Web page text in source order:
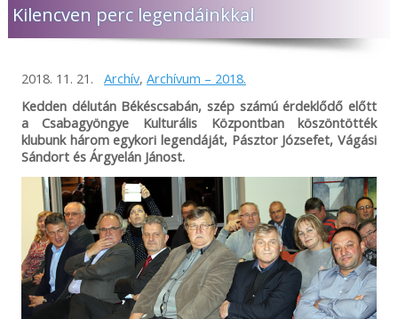
Kilencven perc legendáinkkal
2018. 11. 21. Archív, Archívum – 2018.
Kedden délután Békéscsabán, szép számú érdeklődő előtt
a Csabagyöngye Kulturális Központban köszöntötték
klubunk három egykori legendáját, Pásztor Józsefet, Vágási
Sándort és Árgyelán Jánost.